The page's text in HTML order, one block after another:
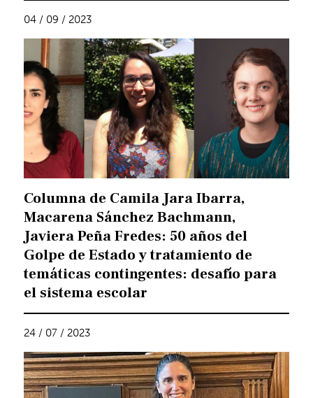
04 / 09 / 2023
Columna de Camila Jara Ibarra,
Macarena Sánchez Bachmann,
Javiera Peña Fredes: 50 años del
Golpe de Estado y tratamiento de
temáticas contingentes: desafío para
el sistema escolar
24 / 07 / 2023